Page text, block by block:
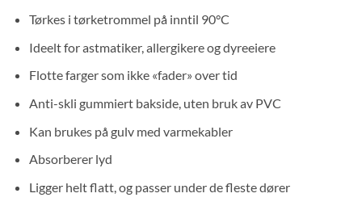
Tørkes i tørketrommel på inntil 90°C
Ideelt for astmatiker, allergikere og dyreeiere
Flotte farger som ikke «fader» over tid
Anti-skli gummiert bakside, uten bruk av PVC
Kan brukes på gulv med varmekabler
Absorberer lyd
Ligger helt flatt, og passer under de fleste dører